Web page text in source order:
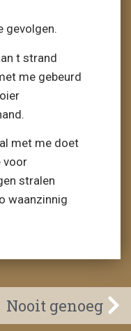
gevolgen.
t strand
me gebeurd
met me doet
voor
stralen
waanzinnig
Nooit genoeg